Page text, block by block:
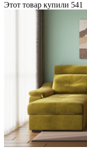
Этот товар купили 541